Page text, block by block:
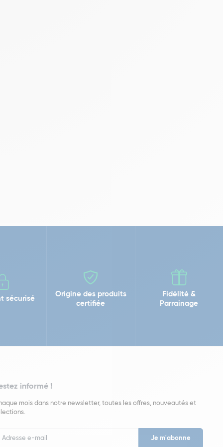
sécurisé
Origine des produits
certifiée
Fidélité &
Parrainage
informé !
mois dans notre newsletter, toutes les offres, nouveautés et